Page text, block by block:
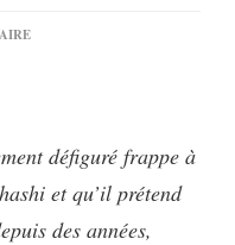
SUR
JACKIE
COPLETON…
défiguré frappe à
et qu’il prétend
des années,